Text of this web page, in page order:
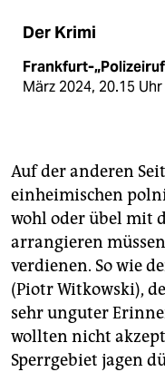
Der Krimi
Frankfurt-„Polizeiruf
März 2024, 20.15
Auf der anderen
einheimischen
wohl oder übel mit
arrangieren
verdienen. So wie
(Piotr Witkowski),
sehr unguter
wollten nicht
Sperrgebiet jagen